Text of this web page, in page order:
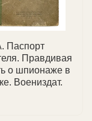
обсудить
как частных
Паспорт
Правдивая
о шпионаже в
Воениздат.